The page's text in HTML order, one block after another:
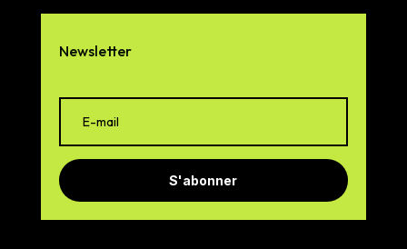
Newsletter
S'abonner